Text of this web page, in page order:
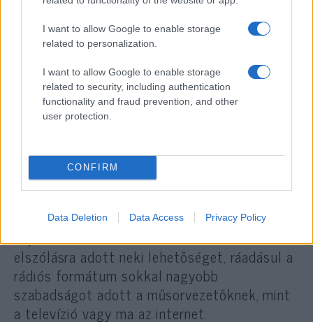
I want to allow Google to enable storage
related to personalization.
I want to allow Google to enable storage
related to security, including authentication
functionality and fraud prevention, and other
user protection.
CONFIRM
Data Deletion Data Access Privacy Policy
Limbaugh egy gyűlölt személyiség volt az
amerikai baloldalon, amit jelez az is, hogy
halálát követően számtalan cikk született,
amely még Amerika politikai polarizáltságát
is neki tulajdonítja.
A rádiósnak az elmúlt harminc évben sokszor
botránya az volt, hogy gúnyolódott az AIDS
fertőzéssel, valamint kétségbe vonta Michael
esetért bocsánatot kért. Kemény stílusa, és a
napi három órás műsoridő számtalan
elszólásra adott neki lehetőséget, ráadásul a
rádiós formátum sokkal nagyobb
szabadságot adott a műsorvezetőknek, mint
a televízió vagy ma az internet.